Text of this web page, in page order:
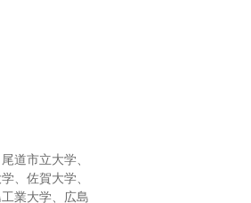
道市立大学、
、佐賀大学、
業大学、広島